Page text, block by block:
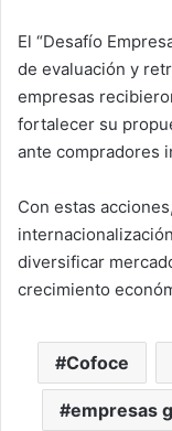
El “Desafío
de evaluación y
empresas
fortalecer su
ante compradores
Con estas
diversificar
crecimiento
Cofoce
empresas